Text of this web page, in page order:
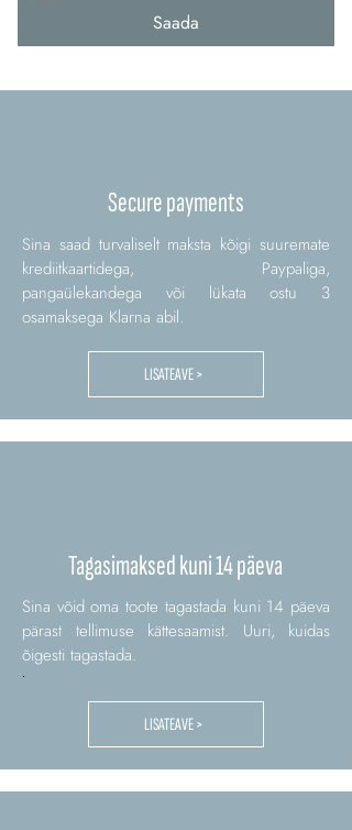
Saada
Secure payments
Sina saad turvaliselt maksta kõigi suuremate
krediitkaartidega, Paypaliga,
pangaülekandega või lükata ostu 3
osamaksega Klarna abil.
LISATEAVE >
Tagasimaksed kuni 14 päeva
Sina võid oma toote tagastada kuni 14 päeva
pärast tellimuse kättesaamist. Uuri, kuidas
õigesti tagastada.
LISATEAVE >